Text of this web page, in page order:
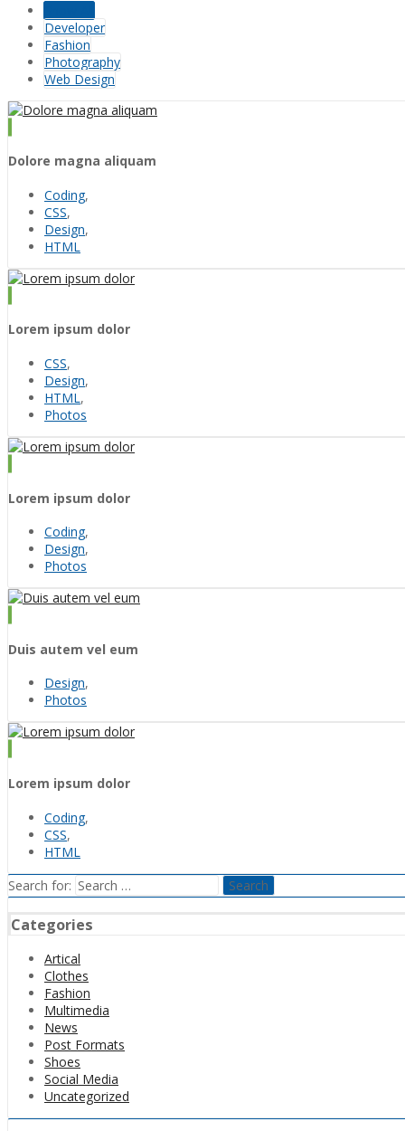
Developer
Fashion
Photography
Web Design
Dolore magna aliquam
Coding,
CSS,
Design,
HTML
Lorem ipsum dolor
CSS,
Design,
HTML,
Photos
Lorem ipsum dolor
Coding,
Design,
Photos
Duis autem vel eum
Design,
Photos
Lorem ipsum dolor
Coding,
CSS,
HTML
Search for:
Categories
Artical
Clothes
Fashion
Multimedia
News
Post Formats
Shoes
Social Media
Uncategorized